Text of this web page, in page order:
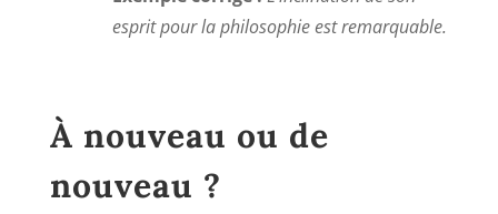
esprit pour la philosophie est remarquable.
À nouveau ou de
nouveau ?